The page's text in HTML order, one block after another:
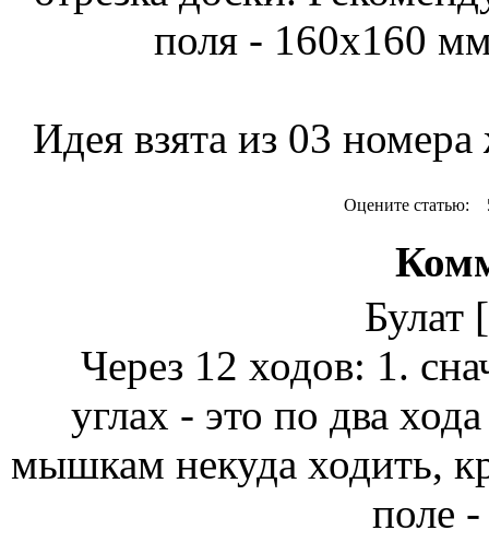
поля - 160х160
Идея взята из 03
Оцените статью:
Булат
Через 12 ходов: 1.
углах - это по два
мышкам некуда ходить,
поле